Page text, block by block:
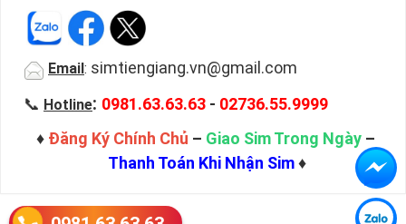
Email : simtiengiang.vn@gmail.com
📞 Hotline: 0981.63.63.63 - 02736.55.9999
♦ Đăng Ký Chính Chủ – Giao Sim Trong Ngày –
Thanh Toán Khi Nhận Sim♦